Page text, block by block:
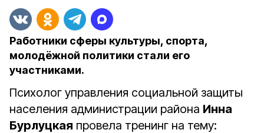
Работники сферы культуры, спорта,
молодёжной политики стали его
участниками.
Психолог управления социальной защиты
населения администрации района Инна
Бурлуцкая провела тренинг на тему: